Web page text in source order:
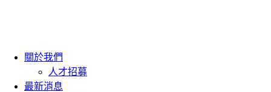
關於我們
人才招募
最新消息